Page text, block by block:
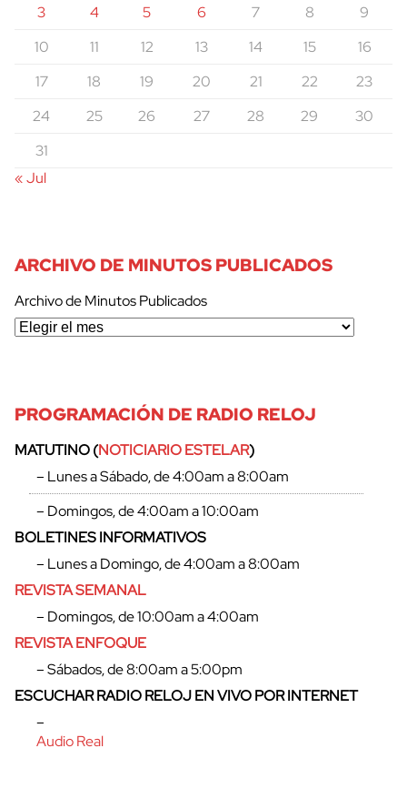
3 4 5 6 7 8
9
10
11 12 13 14 15
16
17
18 19 20 21 22
23
24
25 26 27 28 29
30
31
« Jul
ARCHIVO DE MINUTOS PUBLICADOS
Archivo de Minutos Publicados
PROGRAMACIÓN DE RADIO RELOJ
MATUTINO (NOTICIARIO ESTELAR)
– Lunes a Sábado, de 4:00am a 8:00am
– Domingos, de 4:00am a 10:00am
BOLETINES INFORMATIVOS
– Lunes a Domingo, de 4:00am a 8:00am
REVISTA SEMANAL
– Domingos, de 10:00am a 4:00am
REVISTA ENFOQUE
– Sábados, de 8:00am a 5:00pm
ESCUCHAR RADIO RELOJ EN VIVO POR INTERNET
–
Audio Real